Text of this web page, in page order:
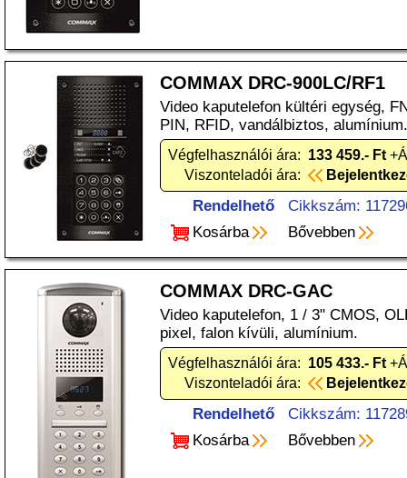
COMMAX DRC-900LC/RF1
Video kaputelefon kültéri egység,
PIN, RFID, vandálbiztos, alumínium.
Végfelhasználói ára: 133 459.- Ft
Viszonteladói ára:
Rendelhető
Cikkszám:
Kosárba
Bővebben
COMMAX DRC-GAC
Video kaputelefon, 1 / 3" CMOS,
pixel, falon kívüli, alumínium.
Végfelhasználói ára: 105 433.- Ft
Viszonteladói ára:
Rendelhető
Cikkszám:
Kosárba
Bővebben